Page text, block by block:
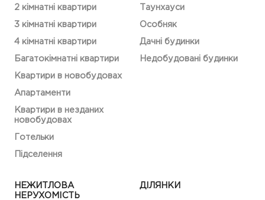
2 кімнатні квартири
3 кімнатні квартири
4 кімнатні квартири
Багатокімнатні квартири
Квартири в новобудовах
Апартаменти
Квартири в незданих
новобудовах
Готельки
Підселення
Таунхауси
Особняк
Дачні будинки
Недобудовані будинки
НЕЖИТЛОВА
НЕРУХОМІСТЬ
ДІЛЯНКИ